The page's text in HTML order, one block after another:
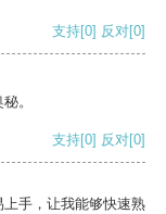
支持[0] 反对[0]
。
支持[0] 反对[0]
手，让我能够快速熟